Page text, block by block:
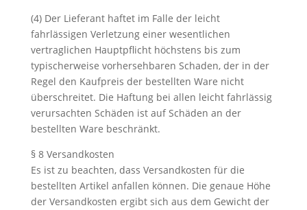
(4) Der Lieferant haftet im Falle der leicht
fahrlässigen Verletzung einer wesentlichen
vertraglichen Hauptpflicht höchstens bis zum
typischerweise vorhersehbaren Schaden, der in der
Regel den Kaufpreis der bestellten Ware nicht
überschreitet. Die Haftung bei allen leicht fahrlässig
verursachten Schäden ist auf Schäden an der
bestellten Ware beschränkt.
§ 8 Versandkosten
Es ist zu beachten, dass Versandkosten für die
bestellten Artikel anfallen können. Die genaue Höhe
der Versandkosten ergibt sich aus dem Gewicht der